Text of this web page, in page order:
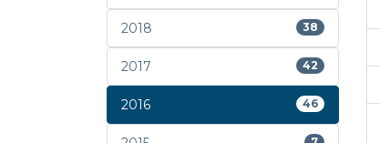
2018 38
2017 42
2016 46